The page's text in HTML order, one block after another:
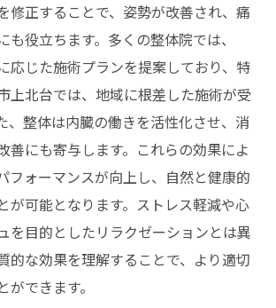
上北台の整体院の特徴
評判を活用した選び方
整体体験での注意点
ウンセリングの重要性
型整体院のメリット
体験で得られる健康のメリット
たらす健康への影響
感じられる身体の軽さ
痛みの軽減と予防
られるリラックス効果
修正することで、姿勢が改善され、痛
も役立ちます。多くの整体院では、
応じた施術プランを提案しており、特
上北台では、地域に根差した施術が受
、整体は内臓の働きを活性化させ、消
善にも寄与します。これらの効果によ
フォーマンスが向上し、自然と健康的
が可能となります。ストレス軽減や心
を目的としたリラクゼーションとは異
的な効果を理解することで、より適切
できます。